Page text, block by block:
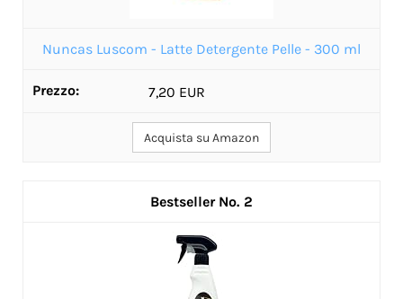
Nuncas Luscom - Latte Detergente Pelle - 300 ml
7,20 EUR
Acquista su Amazon
2